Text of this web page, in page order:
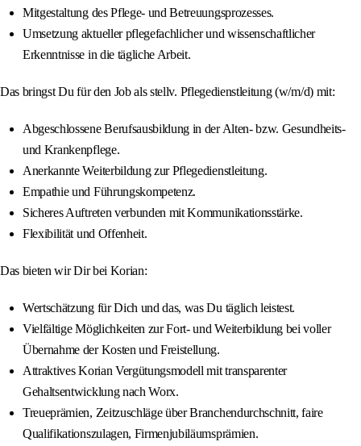
Mitgestaltung des Pflege- und Betreuungsprozesses.
Umsetzung aktueller pflegefachlicher und wissenschaftlicher
Erkenntnisse in die tägliche Arbeit.
Das bringst Du für den Job als stellv. Pflegedienstleitung (w/m/d) mit:
Abgeschlossene Berufsausbildung in der Alten- bzw. Gesundheits-
und Krankenpflege.
Anerkannte Weiterbildung zur Pflegedienstleitung.
Empathie und Führungskompetenz.
Sicheres Auftreten verbunden mit Kommunikationsstärke.
Flexibilität und Offenheit.
Das bieten wir Dir bei Korian:
Wertschätzung für Dich und das, was Du täglich leistest.
Vielfältige Möglichkeiten zur Fort- und Weiterbildung bei voller
Übernahme der Kosten und Freistellung.
Attraktives Korian Vergütungsmodell mit transparenter
Gehaltsentwicklung nach Worx.
Treueprämien, Zeitzuschläge über Branchendurchschnitt, faire
Qualifikationszulagen, Firmenjubiläumsprämien.